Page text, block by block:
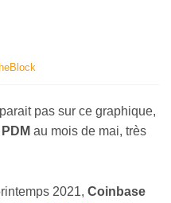
pas sur ce graphique,
au mois de mai, très
2021, Coinbase